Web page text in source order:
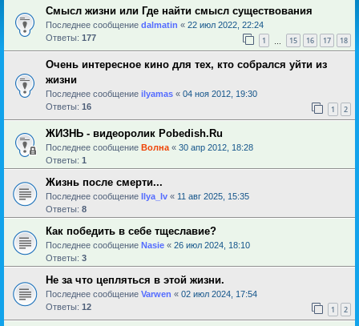
Смысл жизни или Где найти смысл существования
Последнее сообщение dalmatin « 22 июл 2022, 22:24
Ответы: 177 1 15 16 17 18
Очень интересное кино для тех, кто собрался уйти из
жизни
Последнее сообщение ilyamas « 04 ноя 2012, 19:30
Ответы: 16 1 2
ЖИЗНЬ - видеоролик Pobedish.Ru
Последнее сообщение Волна « 30 апр 2012, 18:28
Ответы: 1
Жизнь после смерти...
Последнее сообщение Ilya_Iv « 11 авг 2025, 15:35
Ответы: 8
Как победить в себе тщеславие?
Последнее сообщение Nasie « 26 июл 2024, 18:10
Ответы: 3
Не за что цепляться в этой жизни.
Последнее сообщение Varwen « 02 июл 2024, 17:54
Ответы: 12 1 2